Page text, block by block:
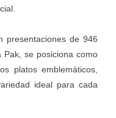
presentaciones de 946
Pak, se posiciona como
platos emblemáticos,
ideal para cada